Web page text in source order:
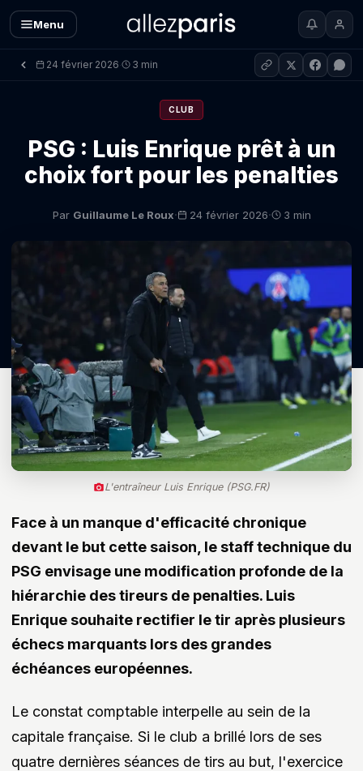
Menu
24 février 2026· 3 min
CLUB
PSG : Luis Enrique prêt à un
choix fort pour les penalties
Par Guillaume Le Roux· 24 février 2026· 3 min
L'entraîneur Luis Enrique (PSG.FR)
Face à un manque d'efficacité chronique
devant le but cette saison, le staff technique du
PSG envisage une modification profonde de la
hiérarchie des tireurs de penalties. Luis
Enrique souhaite rectifier le tir après plusieurs
échecs marquants lors des grandes
échéances européennes.
Le constat comptable interpelle au sein de la
capitale française. Si le club a brillé lors de ses
quatre dernières séances de tirs au but, l'exercice